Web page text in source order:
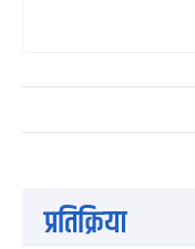
प्रतिक्रिया